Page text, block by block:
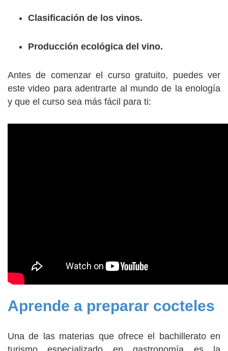
Clasificación de los vinos.
Producción ecológica del vino.
Antes de comenzar el curso gratuito, puedes ver
este video para adentrarte al mundo de la enología
y que el curso sea más fácil para ti:
Aprende a preparar cocteles
Una de las materias que ofrece el bachillerato en